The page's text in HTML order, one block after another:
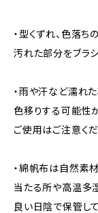
・型くずれ、色落
汚れた部分をブラ
・雨や汗など濡れ
色移りする可能性
ご使用はご注意くだ
・綿帆布は自然素
当たる所や高温多
良い日陰で保管し